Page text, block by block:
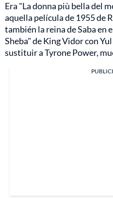
Era "La donna più bella del
aquella película de 1955 de
también la reina de Saba en
Sheba" de King Vidor con
sustituir a Tyrone Power,